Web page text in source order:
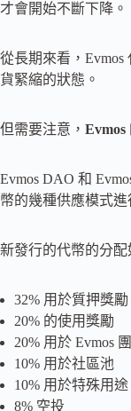
才會開始不斷下降。
從長期來看，
貨緊縮的狀態。
但需要注意， Evmos
Evmos DAO 和
幣的幾種供應模式進
新發行的代幣的分配
32% 用於質押獎勵
20% 的使用獎勵
20% 用於 Evmos
10% 用於社區池
10% 用於特殊用途
8% 空投